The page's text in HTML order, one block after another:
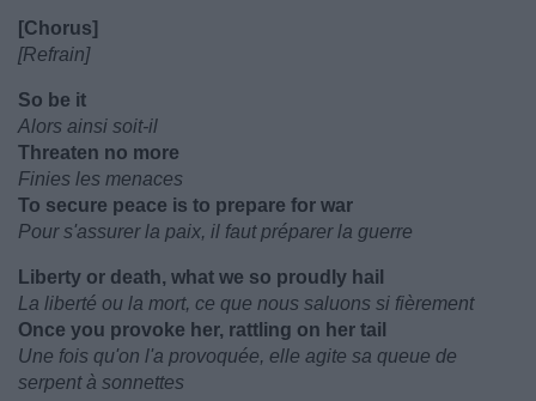
[Chorus]
[Refrain]
So be it
Alors ainsi soit-il
Threaten no more
Finies les menaces
To secure peace is to prepare for war
Pour s'assurer la paix, il faut préparer la guerre
Liberty or death, what we so proudly hail
La liberté ou la mort, ce que nous saluons si fièrement
Once you provoke her, rattling on her tail
Une fois qu'on l'a provoquée, elle agite sa queue de
serpent à sonnettes